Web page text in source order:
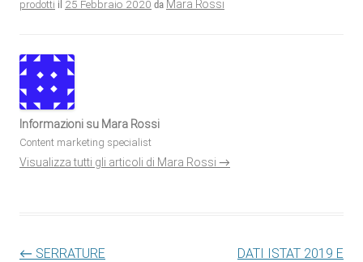
prodotti il 25 Febbraio 2020 da Mara Rossi
Informazioni su Mara Rossi
Content marketing specialist
Visualizza tutti gli articoli di Mara Rossi →
Navigazione articolo
← SERRATURE
DATI ISTAT 2019 E